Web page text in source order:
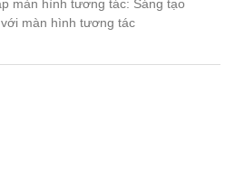
màn hình tương tác: Sáng tạo
màn hình tương tác